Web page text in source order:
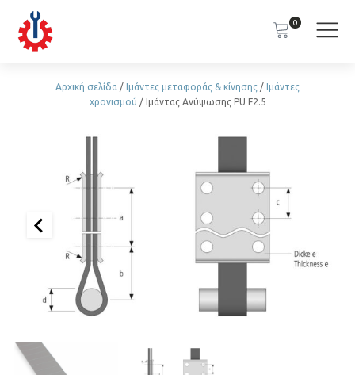
0
Αρχική σελίδα / Ιμάντες μεταφοράς & κίνησης / Ιμάντες
χρονισμού / Ιμάντας Ανύψωσης PU F2.5